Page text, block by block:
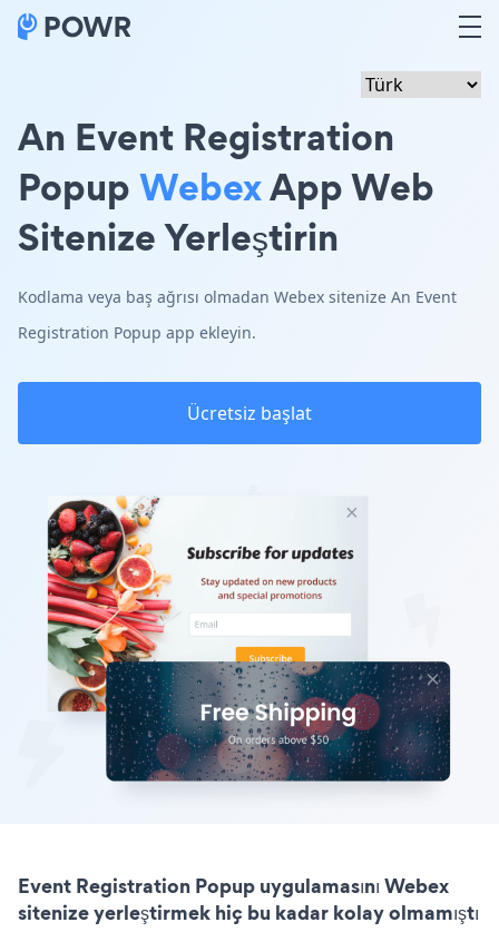
An Event Registration
PopupWebexApp Web
Sitenize Yerleştirin
Kodlama veya baş ağrısı olmadan Webex sitenize An Event
Registration Popup app ekleyin.
Ücretsiz başlat
Event Registration Popup uygulamasını Webex
sitenize yerleştirmek hiç bu kadar kolay olmamıştı